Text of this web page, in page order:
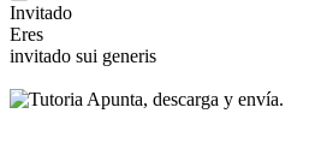
Invitado
Eres
invitado sui generis
Apunta, descarga y envía.